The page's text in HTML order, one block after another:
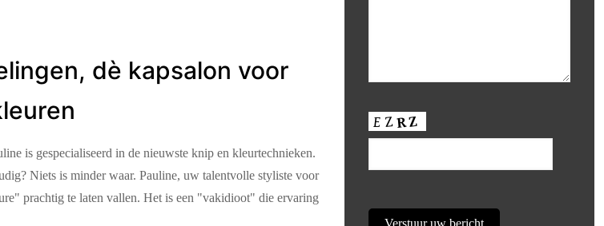
dè kapsalon voor
is gespecialiseerd in de nieuwste knip en kleurtechnieken.
Niets is minder waar. Pauline, uw talentvolle styliste voor
prachtig te laten vallen. Het is een "vakidioot" die ervaring